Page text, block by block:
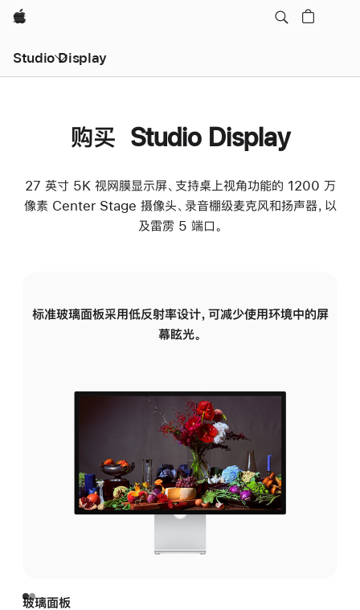
Apple
Studio Display
购买 Studio Display
27 英寸 5K 视网膜显示屏、支持桌上视角功能的 1200 万
像素 Center Stage 摄像头、录音棚级麦克风和扬声器，以
及雷雳 5 端口。
标准玻璃面板采用低反射率设计，可减少使用环境中的屏
幕眩光。
玻璃面板